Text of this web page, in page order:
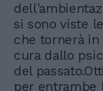
si sono viste
che tornerà in
cura dallo
del
per entrambe